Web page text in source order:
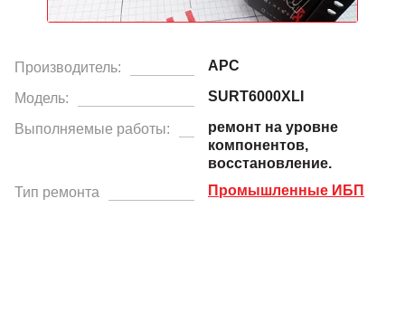
Производитель: APC
Модель: SURT6000XLI
Выполняемые работы:
ремонт на уровне
компонентов,
восстановление.
Тип ремонта
Промышленные ИБП